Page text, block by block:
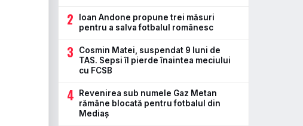
2
Ioan Andone propune trei măsuri
pentru a salva fotbalul românesc
3
Cosmin Matei, suspendat 9 luni de
TAS. Sepsi îl pierde înaintea meciului
cu FCSB
4
Revenirea sub numele Gaz Metan
rămâne blocată pentru fotbalul din
Mediaș